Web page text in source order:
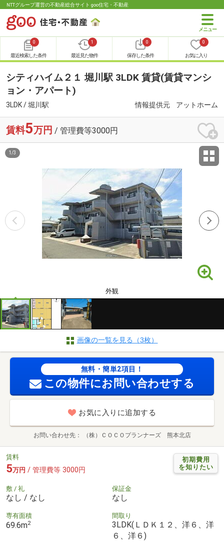
NTTグループ運営の不動産総合サイト goo住宅・不動産
0
最近検索した条件
1
最近見た物件
0
保存した条件
0
お気に入り
シティハイム２１ 堀川駅 3LDK 賃貸(賃貸マンシ
ョン・アパート)
3LDK / 堀川駅 情報提供元 アットホーム
賃料5万円 / 管理費等3000円
外観
1 /3
画像の一覧を見る（3枚）
無料・簡単2項目！
この物件にお問い合わせする
お気に入りに追加する
お問い合わせ先 （株）ＣＯＣＯプランナーズ 熊本北店
初期費用
を知りたい
賃料
5万円 / 管理費等 3000円
敷 / 礼
なし / なし
保証金
なし
専有面積
69.6m2
間取り
3LDK(ＬＤＫ１２、洋６、洋
６、洋６)